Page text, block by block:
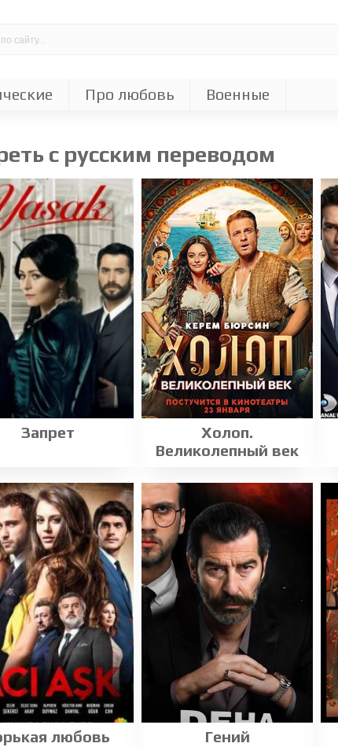
Про любовь Военные
с русским переводом
Запрет
Холоп.
Великолепный век
любовь Гений